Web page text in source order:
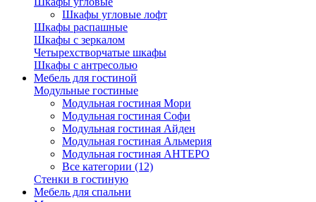
Шкафы угловые лофт
Шкафы распашные
Шкафы с зеркалом
Четырехстворчатые шкафы
Шкафы с антресолью
Мебель для гостиной
Модульные гостиные
Модульная гостиная Мори
Модульная гостиная Софи
Модульная гостиная Айден
Модульная гостиная Альмерия
Модульная гостиная АНТЕРО
Все категории (12)
Стенки в гостиную
Мебель для спальни